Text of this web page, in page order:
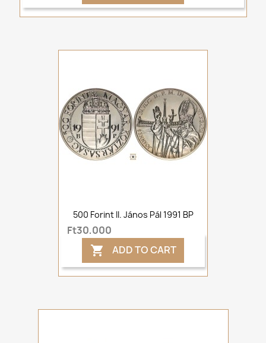
500 Forint II. János Pál 1991 BP
Ft30,000
 ADD TO CART